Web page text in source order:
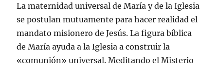
La maternidad universal de Marí­a y de la Iglesia
se postulan mutuamente para hacer realidad el
mandato misionero de Jesús. La figura bí­blica
de Marí­a ayuda a la Iglesia a construir la
«comunión» universal. Meditando el Misterio